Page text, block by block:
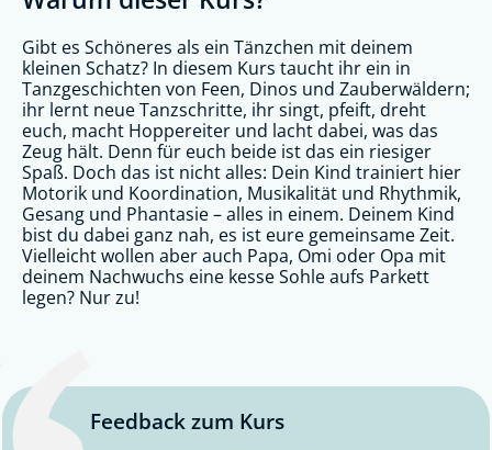
Gibt es Schöneres als ein Tänzchen mit deinem
kleinen Schatz? In diesem Kurs taucht ihr ein in
Tanzgeschichten von Feen, Dinos und Zauberwäldern;
ihr lernt neue Tanzschritte, ihr singt, pfeift, dreht
euch, macht Hoppereiter und lacht dabei, was das
Zeug hält. Denn für euch beide ist das ein riesiger
Spaß. Doch das ist nicht alles: Dein Kind trainiert hier
Motorik und Koordination, Musikalität und Rhythmik,
Gesang und Phantasie – alles in einem. Deinem Kind
bist du dabei ganz nah, es ist eure gemeinsame Zeit.
Vielleicht wollen aber auch Papa, Omi oder Opa mit
deinem Nachwuchs eine kesse Sohle aufs Parkett
legen? Nur zu!
Feedback zum Kurs